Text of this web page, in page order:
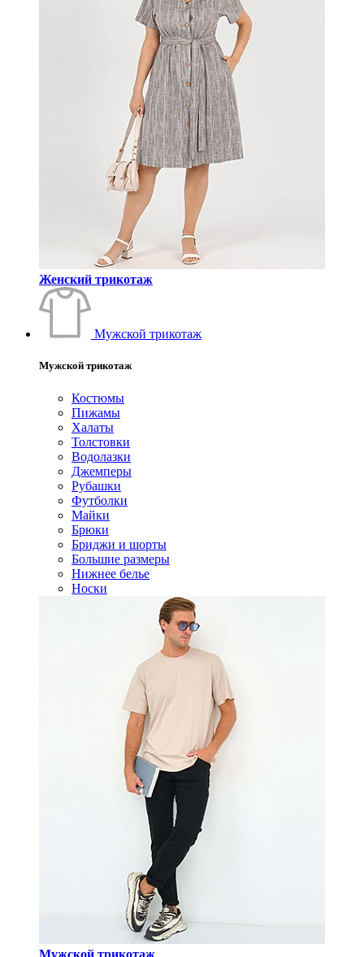
Женский трикотаж
Мужской трикотаж
Мужской трикотаж
Костюмы
Пижамы
Халаты
Толстовки
Водолазки
Джемперы
Рубашки
Футболки
Майки
Брюки
Бриджи и шорты
Большие размеры
Нижнее белье
Носки
Мужской трикотаж